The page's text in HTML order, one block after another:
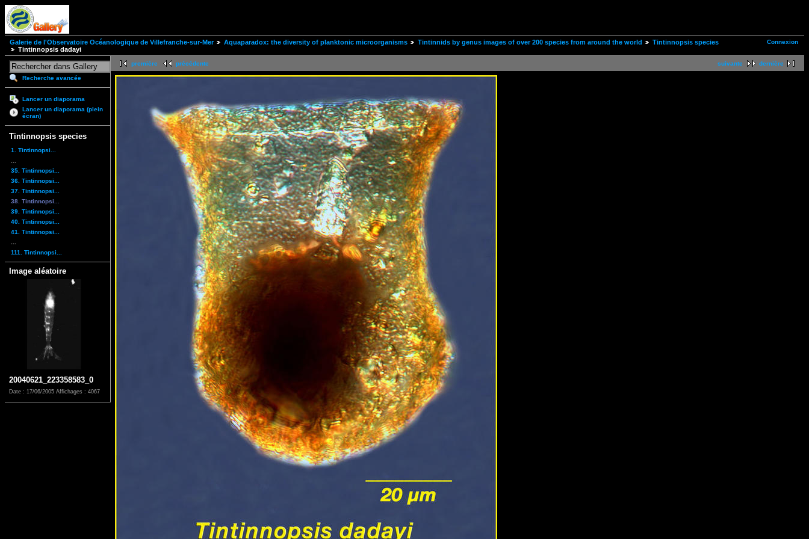
Connexion
Galerie de l'Observatoire Océanologique de Villefranche-sur-Mer Aquaparadox: the diversity of planktonic microorganisms Tintinnids by genus images of over 200 species from around the world
Tintinnopsis species
Tintinnopsis dadayi
Recherche avancée
Lancer un diaporama
Lancer un diaporama (plein
écran)
Tintinnopsis species
1. Tintinnopsi...
35. Tintinnopsi...
36. Tintinnopsi...
37. Tintinnopsi...
38. Tintinnopsi...
39. Tintinnopsi...
40. Tintinnopsi...
41. Tintinnopsi...
111. Tintinnopsi...
Image aléatoire
20040621_223358583_0
Date : 17/06/2005 Affichages : 4067
suivante dernière
première précédente